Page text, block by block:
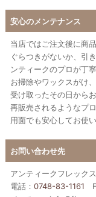
安心のメンテナンス
当店ではご注文後に商
ぐらつきがないか、引
ンティークのプロが丁
お掃除やワックスがけ
受け取ったその日から
再販売されるようなプ
用面でも安心してお使
お問い合わせ先
アンティークフレックス
電話： 0748-83-1161